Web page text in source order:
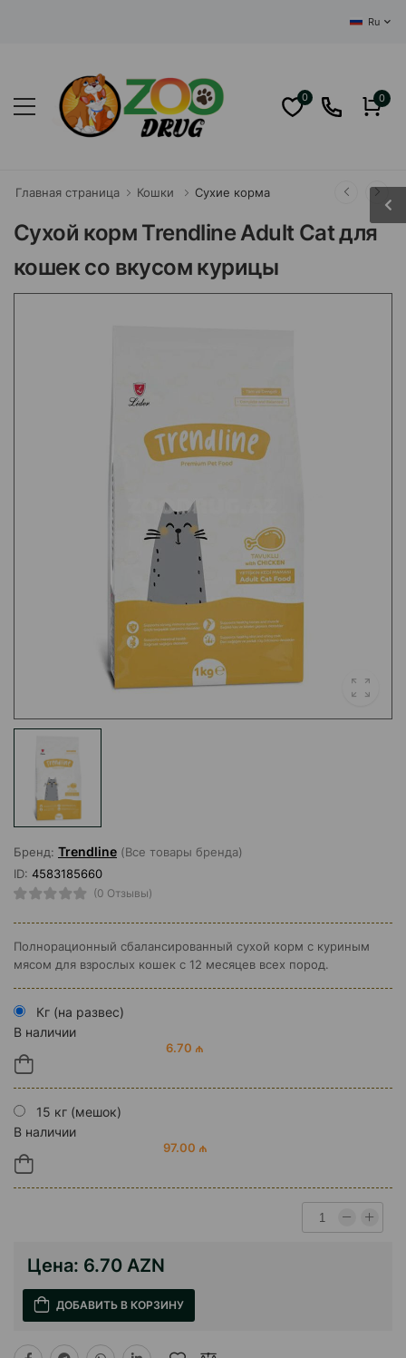
Ru
0 0
Главная страница Кошки Сухие корма
Сухой корм Trendline Adult Сat для
кошек со вкусом курицы
Бренд: Trendline (Все товары бренда)
ID: 4583185660
(0 Отзывы)
Полнорационный сбалансированный сухой корм с куриным
мясом для взрослых кошек с 12 месяцев всех пород.
Кг (на развес)
В наличии
6.70 ₼
15 кг (мешок)
В наличии
97.00 ₼
Цена: 6.70 AZN
ДОБАВИТЬ В КОРЗИНУ